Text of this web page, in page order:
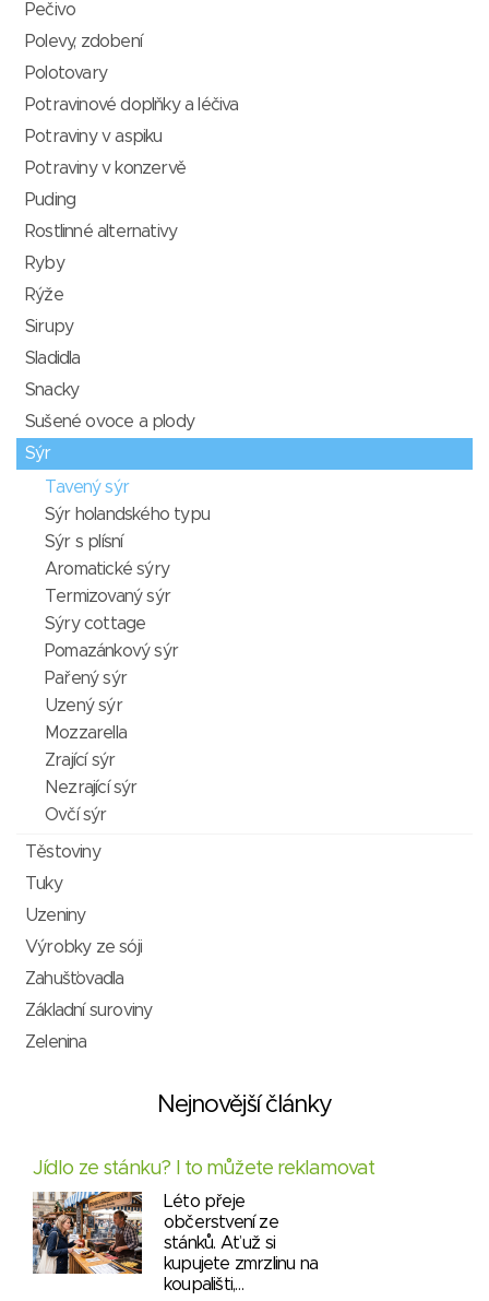
Pečivo
Polevy, zdobení
Polotovary
Potravinové doplňky a léčiva
Potraviny v aspiku
Potraviny v konzervě
Puding
Rostlinné alternativy
Ryby
Rýže
Sirupy
Sladidla
Snacky
Sušené ovoce a plody
Sýr
Tavený sýr
Sýr holandského typu
Sýr s plísní
Aromatické sýry
Termizovaný sýr
Sýry cottage
Pomazánkový sýr
Pařený sýr
Uzený sýr
Mozzarella
Zrající sýr
Nezrající sýr
Ovčí sýr
Těstoviny
Tuky
Uzeniny
Výrobky ze sóji
Zahušťovadla
Základní suroviny
Zelenina
Nejnovější články
Jídlo ze stánku? I to můžete reklamovat
Léto přeje
občerstvení ze
stánků. Ať už si
kupujete zmrzlinu na
koupališti,…